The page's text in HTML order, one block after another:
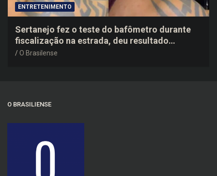
ENTRETENIMENTO
Sertanejo fez o teste do bafômetro durante
fiscalização na estrada, deu resultado
negativo e elogiou o trabalho dos agentes de
O Brasilense
O BRASILIENSE